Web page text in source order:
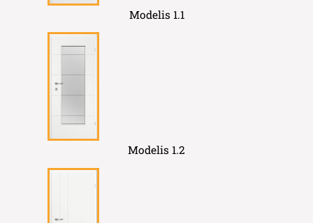
Modelis 1.1
Modelis 1.2